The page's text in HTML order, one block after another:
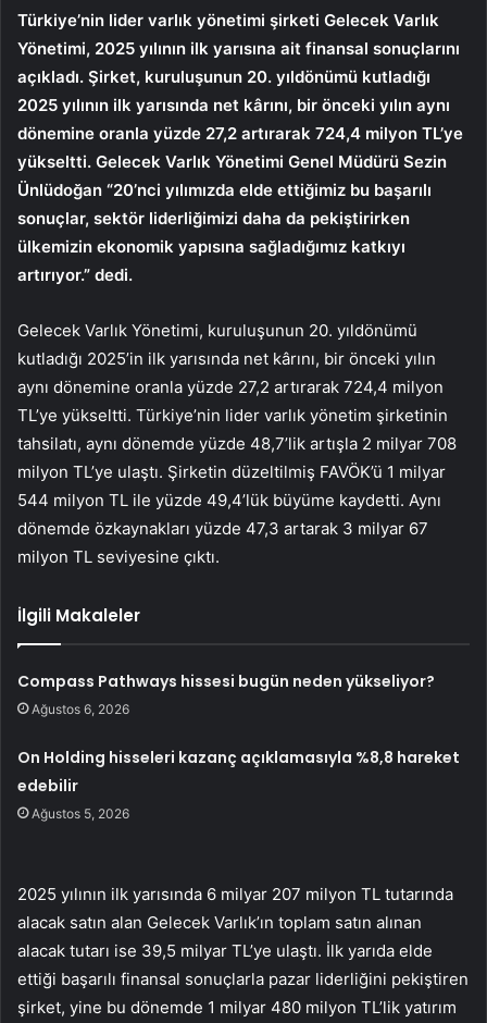
Türkiye’nin lider varlık yönetimi şirketi Gelecek Varlık
Yönetimi, 2025 yılının ilk yarısına ait finansal sonuçlarını
açıkladı. Şirket, kuruluşunun 20. yıldönümü kutladığı
2025 yılının ilk yarısında net kârını, bir önceki yılın aynı
dönemine oranla yüzde 27,2 artırarak 724,4 milyon TL’ye
yükseltti. Gelecek Varlık Yönetimi Genel Müdürü Sezin
Ünlüdoğan “20’nci yılımızda elde ettiğimiz bu başarılı
sonuçlar, sektör liderliğimizi daha da pekiştirirken
ülkemizin ekonomik yapısına sağladığımız katkıyı
artırıyor.” dedi.
Gelecek Varlık Yönetimi, kuruluşunun 20. yıldönümü
kutladığı 2025’in ilk yarısında net kârını, bir önceki yılın
aynı dönemine oranla yüzde 27,2 artırarak 724,4 milyon
TL’ye yükseltti. Türkiye’nin lider varlık yönetim şirketinin
tahsilatı, aynı dönemde yüzde 48,7’lik artışla 2 milyar 708
milyon TL’ye ulaştı. Şirketin düzeltilmiş FAVÖK’ü 1 milyar
544 milyon TL ile yüzde 49,4’lük büyüme kaydetti. Aynı
dönemde özkaynakları yüzde 47,3 artarak 3 milyar 67
milyon TL seviyesine çıktı.
İlgili Makaleler
Compass Pathways hissesi bugün neden yükseliyor?
Ağustos 6, 2026
On Holding hisseleri kazanç açıklamasıyla %8,8 hareket
edebilir
Ağustos 5, 2026
2025 yılının ilk yarısında 6 milyar 207 milyon TL tutarında
alacak satın alan Gelecek Varlık’ın toplam satın alınan
alacak tutarı ise 39,5 milyar TL’ye ulaştı. İlk yarıda elde
ettiği başarılı finansal sonuçlarla pazar liderliğini pekiştiren
şirket, yine bu dönemde 1 milyar 480 milyon TL’lik yatırım